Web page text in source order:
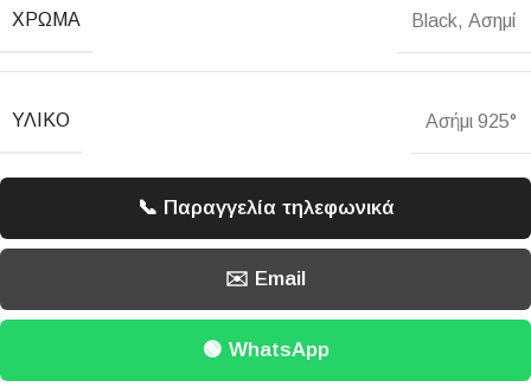
ΧΡΏΜΑ Black, Ασημί
ΥΛΙΚΌ Ασήμι 925°
📞 Παραγγελία τηλεφωνικά
✉️ Email
🟢 WhatsApp